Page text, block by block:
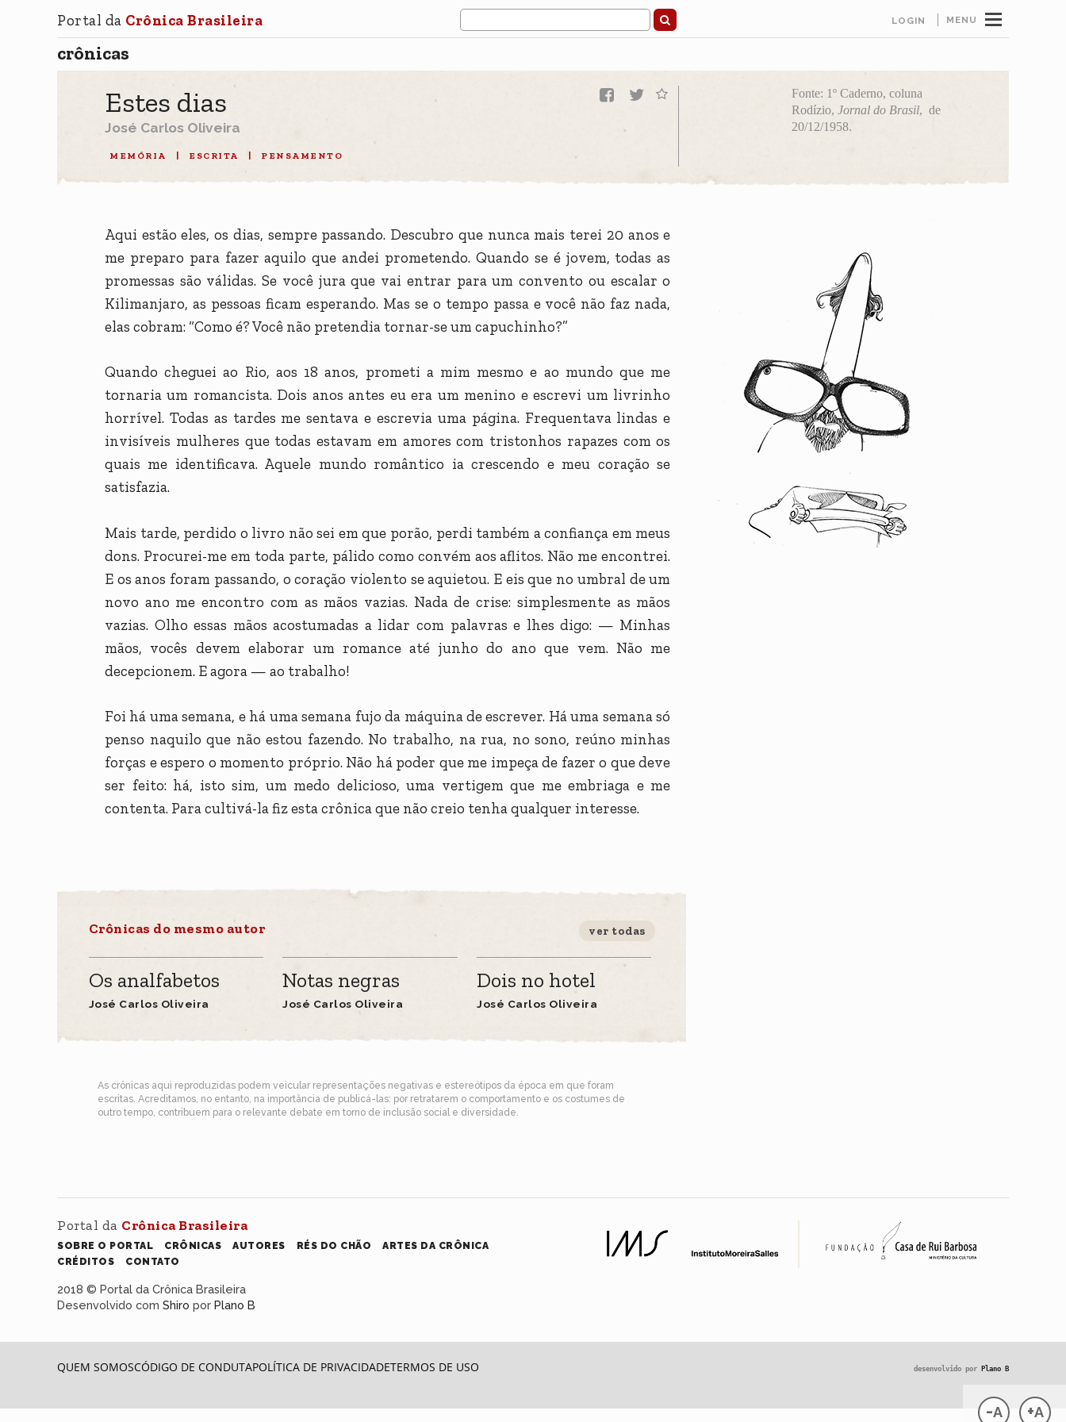
MENU
Portal da Crônica Brasileira
-A +A
LOGIN
crônicas
Estes dias
José Carlos Oliveira
MEMÓRIA ESCRITA PENSAMENTO
Fonte: 1º Caderno, coluna
Rodízio,Jornal do Brasil, de
20/12/1958.
Aqui estão eles, os dias, sempre passando. Descubro que nunca mais terei 20 anos e
me preparo para fazer aquilo que andei prometendo. Quando se é jovem, todas as
promessas são válidas. Se você jura que vai entrar para um convento ou escalar o
Kilimanjaro, as pessoas ficam esperando. Mas se o tempo passa e você não faz nada,
elas cobram: “Como é? Você não pretendia tornar-se um capuchinho?”
Quando cheguei ao Rio, aos 18 anos, prometi a mim mesmo e ao mundo que me
tornaria um romancista. Dois anos antes eu era um menino e escrevi um livrinho
horrível. Todas as tardes me sentava e escrevia uma página. Frequentava lindas e
invisíveis mulheres que todas estavam em amores com tristonhos rapazes com os
quais me identificava. Aquele mundo romântico ia crescendo e meu coração se
satisfazia.
Mais tarde, perdido o livro não sei em que porão, perdi também a confiança em meus
dons. Procurei-me em toda parte, pálido como convém aos aflitos. Não me encontrei.
E os anos foram passando, o coração violento se aquietou. E eis que no umbral de um
novo ano me encontro com as mãos vazias. Nada de crise: simplesmente as mãos
vazias. Olho essas mãos acostumadas a lidar com palavras e lhes digo: — Minhas
mãos, vocês devem elaborar um romance até junho do ano que vem. Não me
decepcionem. E agora — ao trabalho!
Foi há uma semana, e há uma semana fujo da máquina de escrever. Há uma semana só
penso naquilo que não estou fazendo. No trabalho, na rua, no sono, reúno minhas
forças e espero o momento próprio. Não há poder que me impeça de fazer o que deve
ser feito: há, isto sim, um medo delicioso, uma vertigem que me embriaga e me
contenta. Para cultivá-la fiz esta crônica que não creio tenha qualquer interesse.
Crônicas do mesmo autor ver todas
Os analfabetos
José Carlos Oliveira
Notas negras
José Carlos Oliveira
Dois no hotel
José Carlos Oliveira
As crônicas aqui reproduzidas podem veicular representações negativas e estereótipos da época em que foram
escritas. Acreditamos, no entanto, na importância de publicá-las: por retratarem o comportamento e os costumes de
outro tempo, contribuem para o relevante debate em torno de inclusão social e diversidade.
Portal da Crônica Brasileira
SOBRE O PORTAL CRÔNICAS AUTORES RÉS DO CHÃO
ARTES DA CRÔNICA
CRÉDITOS
CONTATO
2018 © Portal da Crônica Brasileira
Desenvolvido com Shiro por Plano B
QUEM SOMOSCÓDIGO DE CONDUTAPOLÍTICA DE PRIVACIDADETERMOS DE USO desenvolvido por Plano B